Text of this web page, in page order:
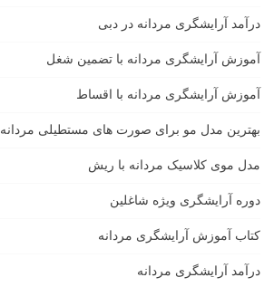
درآمد آرایشگری مردانه در دبی
آموزش آرایشگری مردانه با تضمین شغل
آموزش آرایشگری مردانه با اقساط
بهترین مدل مو برای صورت های مستطیلی مردانه
مدل موی کلاسیک مردانه با ریش
دوره آرایشگری ویژه شاغلین
کتاب آموزش آرایشگری مردانه
درآمد آرایشگری مردانه